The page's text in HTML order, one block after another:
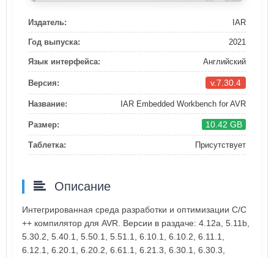
Издатель: IAR
Год выпуска: 2021
Язык интерфейса: Английский
Версия: v.7.30.4
Название: IAR Embedded Workbench for AVR
Размер: 10.42 GB
Таблетка: Присутствует
Описание
Интегрированная среда разработки и оптимизации C/C
++ компилятор для AVR. Версии в раздаче: 4.12a, 5.11b,
5.30.2, 5.40.1, 5.50.1, 5.51.1, 6.10.1, 6.10.2, 6.11.1,
6.12.1, 6.20.1, 6.20.2, 6.61.1, 6.21.3, 6.30.1, 6.30.3,